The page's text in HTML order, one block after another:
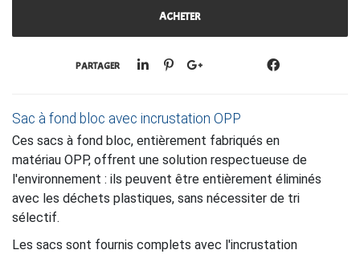
PARTAGER
Sac à fond bloc avec incrustation OPP
Ces sacs à fond bloc, entièrement fabriqués en
matériau OPP, offrent une solution respectueuse de
l'environnement : ils peuvent être entièrement éliminés
avec les déchets plastiques, sans nécessiter de tri
sélectif.
Les sacs sont fournis complets avec l'incrustation